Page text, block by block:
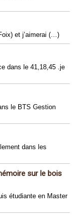
et j’aimerai (…)
dans le 41,18,45 .je
le BTS Gestion
dans les
sur le bois
étudiante en Master